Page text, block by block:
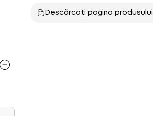
Descărcați pagina produsului